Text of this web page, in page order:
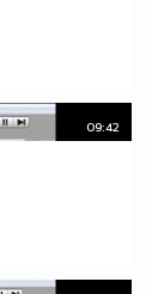
09:42